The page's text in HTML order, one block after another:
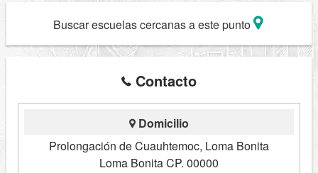
Buscar escuelas cercanas a este punto
Contacto
Domicilio
Prolongación de Cuauhtemoc, Loma Bonita
Loma Bonita CP. 00000